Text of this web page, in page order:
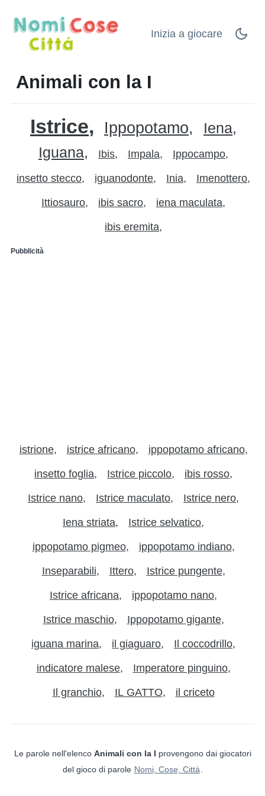
Inizia a giocare
Animali con la I
Istrice Ippopotamo
Iena
Iguana
Ibis Impala Ippocampo
insetto stecco iguanodonte Inia Imenottero
Ittiosauro ibis sacro iena maculata
ibis eremita
Pubblicità
istrione istrice africano ippopotamo africano
insetto foglia Istrice piccolo ibis rosso
Istrice nano Istrice maculato Istrice nero
Iena striata Istrice selvatico
ippopotamo pigmeo ippopotamo indiano
Inseparabili Ittero Istrice pungente
Istrice africana ippopotamo nano
Istrice maschio Ippopotamo gigante
iguana marina il giaguaro Il coccodrillo
indicatore malese Imperatore pinguino
Il granchio IL GATTO il criceto
Le parole nell'elenco Animali con la I provengono dai giocatori
del gioco di parole Nomi, Cose, Città